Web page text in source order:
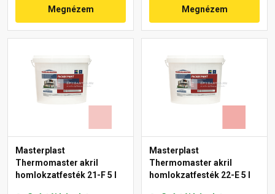
Megnézem Megnézem
Masterplast
Thermomaster akril
homlokzatfesték 21-F 5 l
Masterplast
Thermomaster akril
homlokzatfesték 22-E 5 l